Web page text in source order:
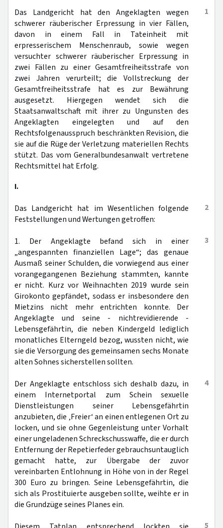
1
Das Landgericht hat den Angeklagten wegen
schwerer räuberischer Erpressung in vier Fällen,
davon in einem Fall in Tateinheit mit
erpresserischem Menschenraub, sowie wegen
versuchter schwerer räuberischer Erpressung in
zwei Fällen zu einer Gesamtfreiheitsstrafe von
zwei Jahren verurteilt; die Vollstreckung der
Gesamtfreiheitsstrafe hat es zur Bewährung
ausgesetzt. Hiergegen wendet sich die
Staatsanwaltschaft mit ihrer zu Ungunsten des
Angeklagten eingelegten und auf den
Rechtsfolgenausspruch beschränkten Revision, die
sie auf die Rüge der Verletzung materiellen Rechts
stützt. Das vom Generalbundesanwalt vertretene
Rechtsmittel hat Erfolg.
I.
2
Das Landgericht hat im Wesentlichen folgende
Feststellungen und Wertungen getroffen:
3
1. Der Angeklagte befand sich in einer
„angespannten finanziellen Lage“; das genaue
Ausmaß seiner Schulden, die vorwiegend aus einer
vorangegangenen Beziehung stammten, kannte
er nicht. Kurz vor Weihnachten 2019 wurde sein
Girokonto gepfändet, sodass er insbesondere den
Mietzins nicht mehr entrichten konnte. Der
Angeklagte und seine - nichtrevidierende -
Lebensgefährtin, die neben Kindergeld lediglich
monatliches Elterngeld bezog, wussten nicht, wie
sie die Versorgung des gemeinsamen sechs Monate
alten Sohnes sicherstellen sollten.
4
Der Angeklagte entschloss sich deshalb dazu, in
einem Internetportal zum Schein sexuelle
Dienstleistungen seiner Lebensgefährtin
anzubieten, die ‚Freier‘ an einen entlegenen Ort zu
locken, und sie ohne Gegenleistung unter Vorhalt
einer ungeladenen Schreckschusswaffe, die er durch
Entfernung der Repetierfeder gebrauchsuntauglich
gemacht hatte, zur Übergabe der zuvor
vereinbarten Entlohnung in Höhe von in der Regel
300 Euro zu bringen. Seine Lebensgefährtin, die
sich als Prostituierte ausgeben sollte, weihte er in
die Grundzüge seines Planes ein.
5